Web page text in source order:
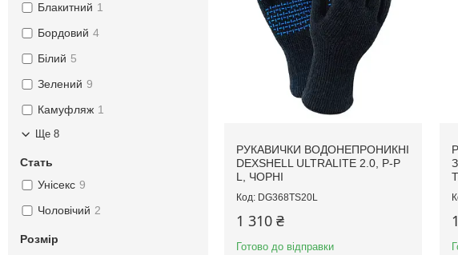
РУКАВИЧКИ ВОДОНЕПРОНИКНІ
DEXSHELL ULTRALITE 2.0, P-P
L, ЧОРНІ
DG368TS20L
1 310 ₴
Готово до відправки
Блакитний 1
Бордовий 4
Білий 5
Зелений 9
Камуфляж 1
Ще 8
Стать
Унісекс 9
Чоловічий 2
Розмір